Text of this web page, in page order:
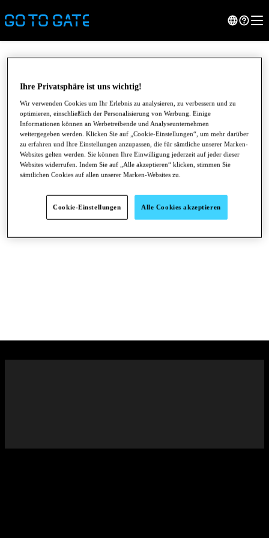
●●●
Ihre Privatsphäre ist uns wichtig!
Wir verwenden Cookies um Ihr Erlebnis zu analysieren, zu verbessern und zu
optimieren, einschließlich der Personalisierung von Werbung. Einige
Informationen können an Werbetreibende und Analyseunternehmen
weitergegeben werden. Klicken Sie auf „Cookie-Einstellungen“, um mehr darüber
zu erfahren und Ihre Einstellungen anzupassen, die für sämtliche unserer Marken-
Websites gelten werden. Sie können Ihre Einwilligung jederzeit auf jeder dieser
Websites widerrufen. Indem Sie auf „Alle akzeptieren“ klicken, stimmen Sie
sämtlichen Cookies auf allen unserer Marken-Websites zu.
Cookie-Einstellungen Alle Cookies akzeptieren